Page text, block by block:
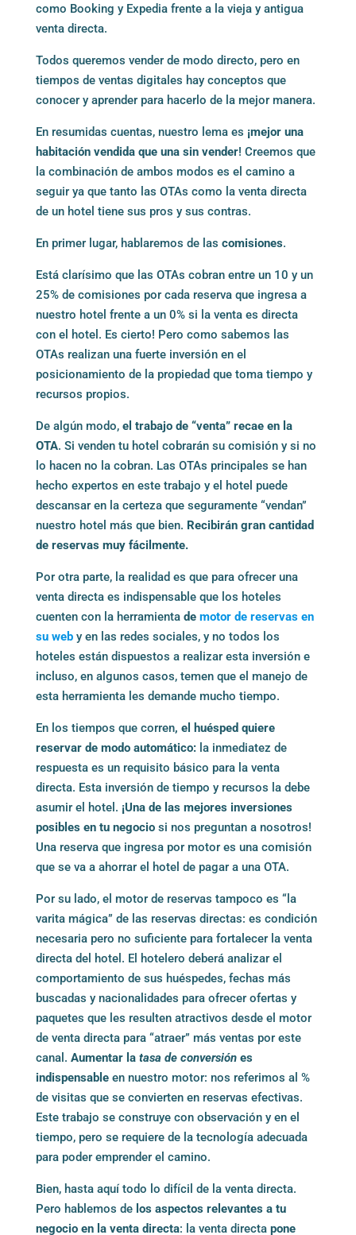
como Booking y Expedia frente a la vieja y antigua
venta directa.
Todos queremos vender de modo directo, pero en
tiempos de ventas digitales hay conceptos que
conocer y aprender para hacerlo de la mejor manera.
En resumidas cuentas, nuestro lema es ¡mejor una
habitación vendida que una sin vender! Creemos que
la combinación de ambos modos es el camino a
seguir ya que tanto las OTAs como la venta directa
de un hotel tiene sus pros y sus contras.
En primer lugar, hablaremos de las comisiones.
Está clarísimo que las OTAs cobran entre un 10 y un
25% de comisiones por cada reserva que ingresa a
nuestro hotel frente a un 0% si la venta es directa
con el hotel. Es cierto! Pero como sabemos las
OTAs realizan una fuerte inversión en el
posicionamiento de la propiedad que toma tiempo y
recursos propios.
De algún modo, el trabajo de “venta” recae en la
OTA. Si venden tu hotel cobrarán su comisión y si no
lo hacen no la cobran. Las OTAs principales se han
hecho expertos en este trabajo y el hotel puede
descansar en la certeza que seguramente “vendan”
nuestro hotel más que bien. Recibirán gran cantidad
de reservas muy fácilmente.
Por otra parte, la realidad es que para ofrecer una
venta directa es indispensable que los hoteles
cuenten con la herramienta de motor de reservas en
su weby en las redes sociales, y no todos los
hoteles están dispuestos a realizar esta inversión e
incluso, en algunos casos, temen que el manejo de
esta herramienta les demande mucho tiempo.
En los tiempos que corren, el huésped quiere
reservar de modo automático:la inmediatez de
respuesta es un requisito básico para la venta
directa. Esta inversión de tiempo y recursos la debe
asumir el hotel. ¡Una de las mejores inversiones
posibles en tu negociosi nos preguntan a nosotros!
Una reserva que ingresa por motor es una comisión
que se va a ahorrar el hotel de pagar a una OTA.
Por su lado, el motor de reservas tampoco es “la
varita mágica” de las reservas directas: es condición
necesaria pero no suficiente para fortalecer la venta
directa del hotel. El hotelero deberá analizar el
comportamiento de sus huéspedes, fechas más
buscadas y nacionalidades para ofrecer ofertas y
paquetes que les resulten atractivos desde el motor
de venta directa para “atraer” más ventas por este
canal. Aumentar la tasa de conversiónes
indispensableen nuestro motor: nos referimos al %
de visitas que se convierten en reservas efectivas.
Este trabajo se construye con observación y en el
tiempo, pero se requiere de la tecnología adecuada
para poder emprender el camino.
Bien, hasta aquí todo lo difícil de la venta directa.
Pero hablemos de los aspectos relevantes a tu
negocio en la venta directa: la venta directa pone